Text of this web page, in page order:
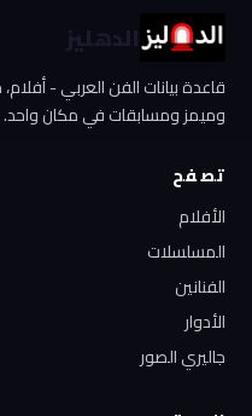
الدهليز
قاعدة بيانات الفن العربي -
وميمز ومسابقات في مكان واحد.
تصفح
الأفلام
المسلسلات
الفنانين
الأدوار
جاليري الصور